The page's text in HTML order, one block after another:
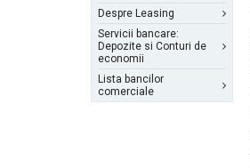
Despre Leasing
Servicii bancare:
Depozite si Conturi de
economii
Lista bancilor
comerciale